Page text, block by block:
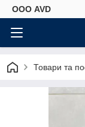
ООО AVD
Товари та